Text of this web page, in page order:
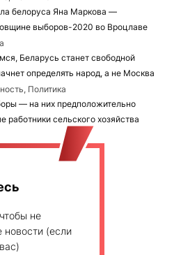
белоруса Яна Маркова —
выборов-2020 во Вроцлаве
Беларусь станет свободной
определять народ, а не Москва
Политика
— на них предположительно
работники сельского хозяйства
не
новости (если